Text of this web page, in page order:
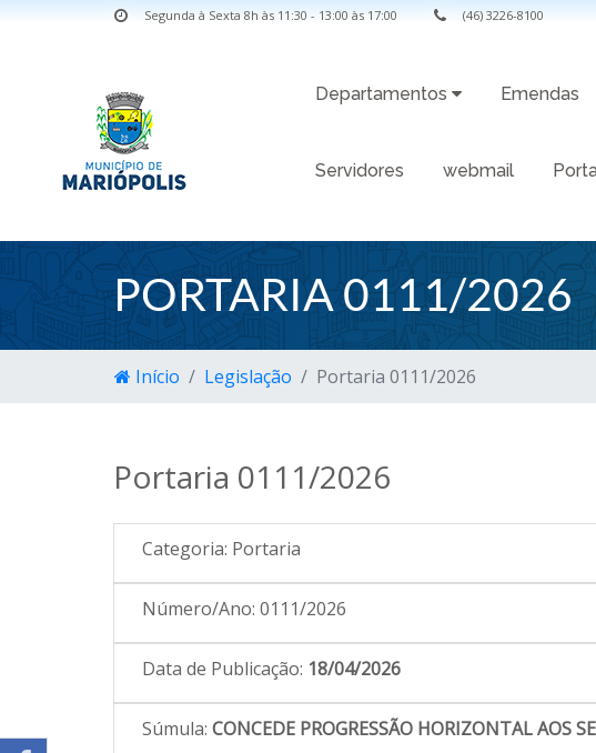
Segunda à Sexta 8h às 11:30 - 13:00 às 17:00 (46) 3226-8100
Departamentos Emendas
Servidores webmail
PORTARIA 0111/2026
Início Legislação Portaria 0111/2026
Portaria 0111/2026
Categoria: Portaria
Número/Ano: 0111/2026
Data de Publicação: 18/04/2026
Súmula: CONCEDE PROGRESSÃO HORIZONTAL AOS